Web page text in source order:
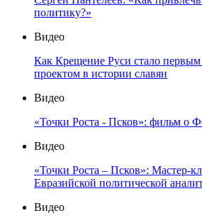
политику?»
Видео
Как Крещение Руси стало
проектом в истории славян
Видео
«Точки Роста - Псков»: фильм о
Видео
«Точки Роста – Псков»: Мастер-
Евразийской политической
Видео